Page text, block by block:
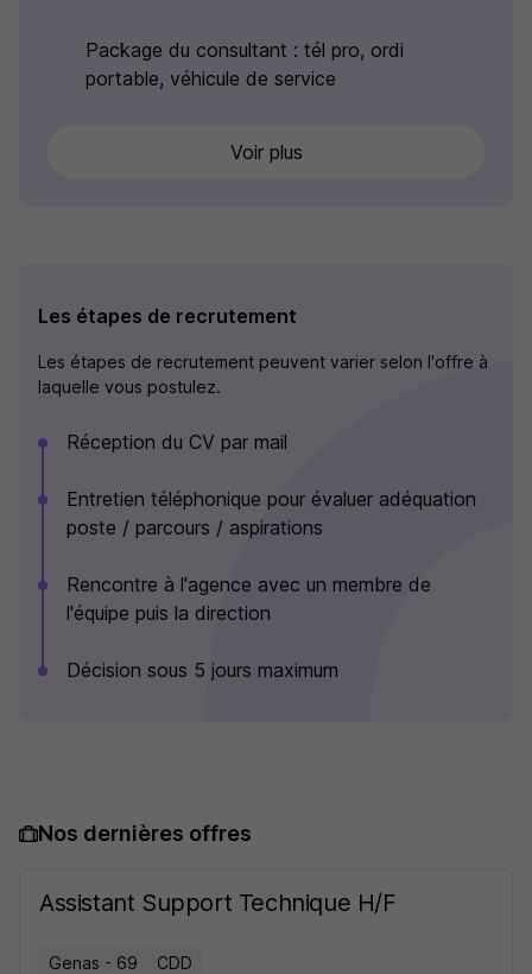
Package du consultant : tél pro, ordi
portable, véhicule de service
Voir plus
Les étapes de recrutement
Les étapes de recrutement peuvent varier selon l'offre à
laquelle vous postulez.
Réception du CV par mail
Entretien téléphonique pour évaluer adéquation
poste / parcours / aspirations
Rencontre à l'agence avec un membre de
l'équipe puis la direction
Décision sous 5 jours maximum
Nos dernières offres
Assistant Support Technique H/F
Genas - 69
CDD